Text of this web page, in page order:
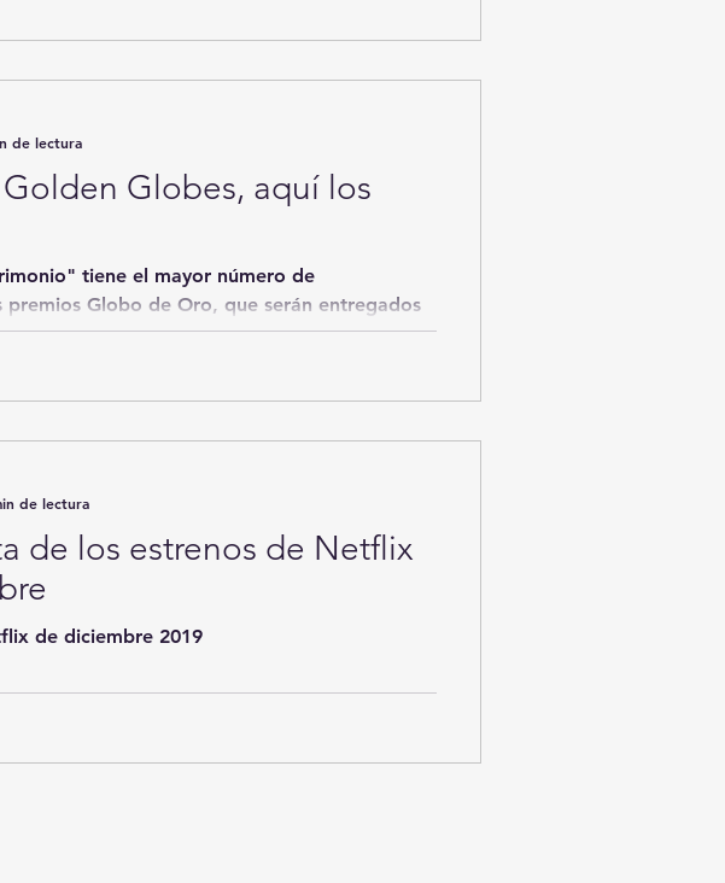
Globes, aquí los
tiene el mayor número de
de Oro, que serán entregados
de lectura
de los estrenos de Netflix
de diciembre 2019
de lectura